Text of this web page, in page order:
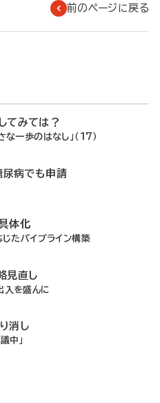
前のページに戻る
てみては？
一歩のはなし」（17）
病でも申請
体化
たパイプライン構築
見直し
入を盛んに
消し
中」